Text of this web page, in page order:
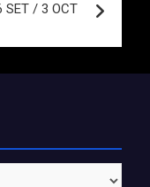
SET / 3 OCT